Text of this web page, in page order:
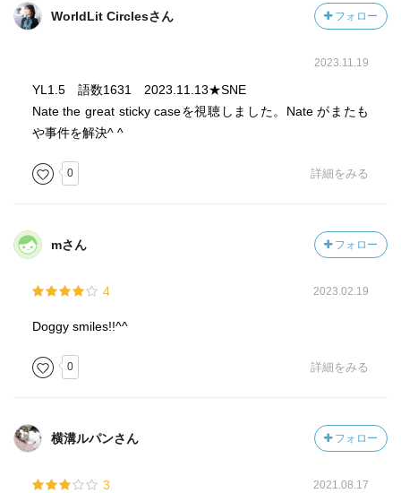
WorldLit Circlesさん フォロー
2023.11.19
YL1.5 語数1631 2023.11.13★SNE
Nate the great sticky caseを視聴しました。Nate がまたも
や事件を解決^ ^
0 詳細をみる
mさん フォロー
4 2023.02.19
Doggy smiles!!^^
0 詳細をみる
横溝ルパンさん フォロー
3 2021.08.17